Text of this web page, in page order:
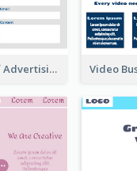
Landing Page Of Advertising Company